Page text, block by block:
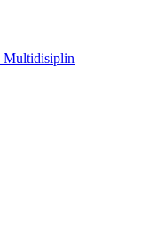
Multidisiplin